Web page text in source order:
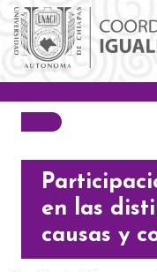
Pasar al contenido
en las
causas y